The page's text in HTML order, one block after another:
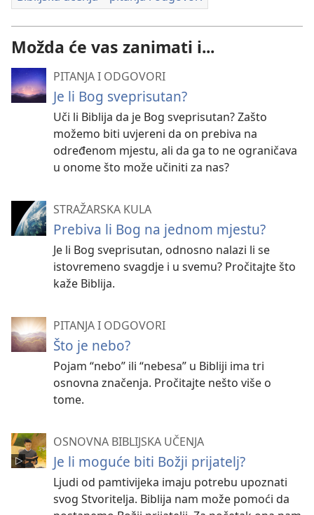
Možda će vas zanimati i...
PITANJA I ODGOVORI
Je li Bog sveprisutan?
Uči li Biblija da je Bog sveprisutan? Zašto
možemo biti uvjereni da on prebiva na
određenom mjestu, ali da ga to ne ograničava
u onome što može učiniti za nas?
STRAŽARSKA KULA
Prebiva li Bog na jednom mjestu?
Je li Bog sveprisutan, odnosno nalazi li se
istovremeno svagdje i u svemu? Pročitajte što
kaže Biblija.
PITANJA I ODGOVORI
Što je nebo?
Pojam “nebo” ili “nebesa” u Bibliji ima tri
osnovna značenja. Pročitajte nešto više o
tome.
OSNOVNA BIBLIJSKA UČENJA
Je li moguće biti Božji prijatelj?
Ljudi od pamtivijeka imaju potrebu upoznati
svog Stvoritelja. Biblija nam može pomoći da